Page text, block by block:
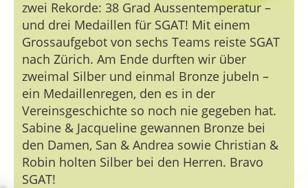
zwei Rekorde: 38 Grad Aussentemperatur –
und drei Medaillen für SGAT! Mit einem
Grossaufgebot von sechs Teams reiste SGAT
nach Zürich. Am Ende durften wir über
zweimal Silber und einmal Bronze jubeln –
ein Medaillenregen, den es in der
Vereinsgeschichte so noch nie gegeben hat.
Sabine & Jacqueline gewannen Bronze bei
den Damen, San & Andrea sowie Christian &
Robin holten Silber bei den Herren. Bravo
SGAT!